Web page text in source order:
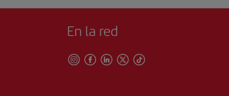
En la red